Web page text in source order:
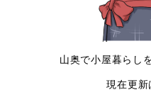
山奥で小屋暮らし
現在更